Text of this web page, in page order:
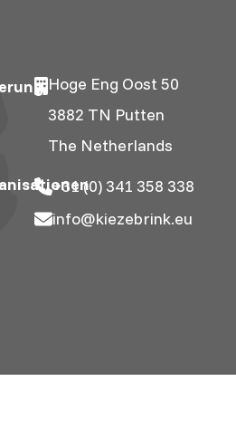
Hoge Eng Oost 50
3882 TN Putten
The Netherlands
+31 (0) 341 358 338
info@kiezebrink.eu